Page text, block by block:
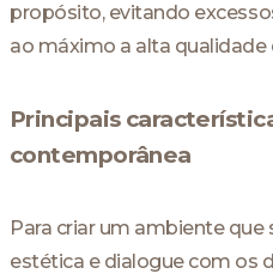
propósito, evitando
ao máximo a alta
Principais
contemporânea
Para criar um ambiente
estética e dialogue com os